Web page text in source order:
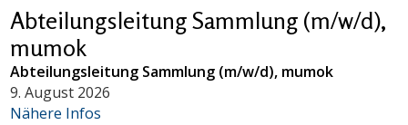
Abteilungsleitung Sammlung (m/w/d),
mumok
Abteilungsleitung Sammlung (m/w/d), mumok
9. August 2026
Nähere Infos